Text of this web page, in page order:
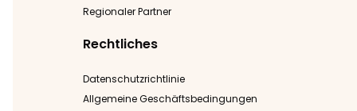
Regionaler Partner
Rechtliches
Datenschutzrichtlinie
Allgemeine Geschäftsbedingungen